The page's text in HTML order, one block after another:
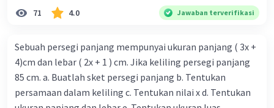
71 4.0 Jawaban terverifikasi
Sebuah persegi panjang mempunyai ukuran panjang ( 3x +
4)cm dan lebar ( 2x + 1 ) cm. Jika keliling persegi panjang
85 cm. a. Buatlah sket persegi panjang b. Tentukan
persamaan dalam keliling c. Tentukan nilai x d. Tentukan